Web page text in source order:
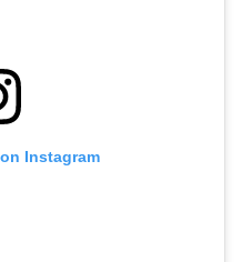
Instagram